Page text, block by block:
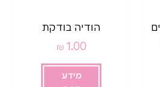
הודיה בודקת
1.00
₪
מידע